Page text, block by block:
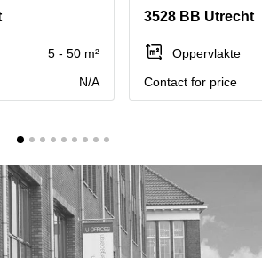
5 - 50 m²
N/A
3528 BB Utrecht
Oppervlakte
Contact for price